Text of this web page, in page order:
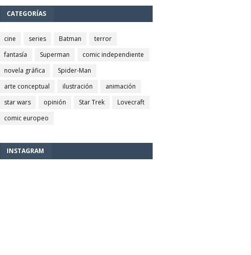
CATEGORÍAS
cine series Batman
terror
fantasía
Superman
comic independiente
novela gráfica
Spider-Man
arte conceptual
ilustración
animación
star wars
opinión Star Trek
Lovecraft
comic europeo
INSTAGRAM